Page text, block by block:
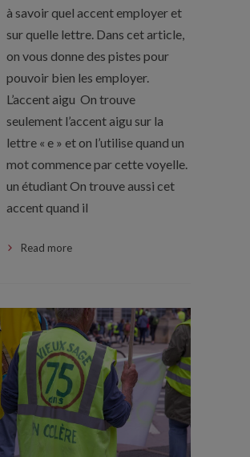
à savoir quel accent employer et
sur quelle lettre. Dans cet article,
on vous donne des pistes pour
pouvoir bien les employer.
L’accent aigu On trouve
seulement l’accent aigu sur la
lettre « e » et on l’utilise quand un
mot commence par cette voyelle.
un étudiant On trouve aussi cet
accent quand il
Read more